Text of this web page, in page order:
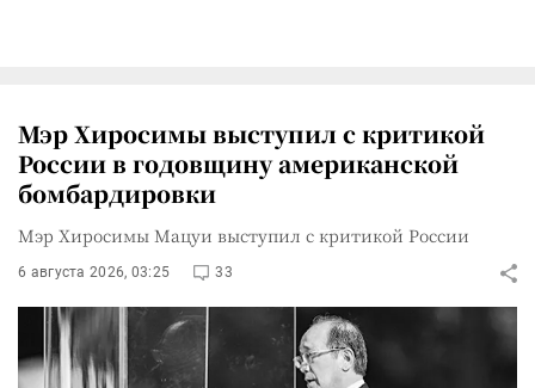
Мэр Хиросимы выступил с критикой
России в годовщину американской
бомбардировки
Мэр Хиросимы Мацуи выступил с критикой России
6 августа 2026, 03:25 33